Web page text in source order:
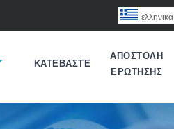
ελληνικά
ΚΑΤΕΒΆΣΤΕ
ΑΠΟΣΤΟΛΉ
ΕΡΏΤΗΣΗΣ